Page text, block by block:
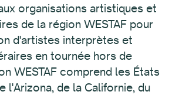
organisations artistiques et
de la région WESTAF pour
d'artistes interprètes et
en tournée hors de
WESTAF comprend les États
l'Arizona, de la Californie, du